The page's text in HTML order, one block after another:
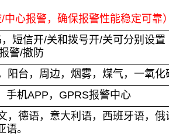
中心报警，确保报警性能稳定可靠）
短信开/关和拨号开/关可分别设置
警/撤防
阳台，周边，烟雾，煤气，一氧化
手机APP，GPRS报警中心
，德语，意大利语，西班牙语，俄
。